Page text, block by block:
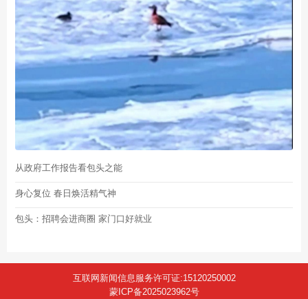
从政府工作报告看包头之能
身心复位 春日焕活精气神
包头：招聘会进商圈 家门口好就业
互联网新闻信息服务许可证:15120250002
蒙ICP备2025023962号